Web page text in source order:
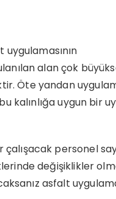
alan çok
Öte yandan
kalınlığa uygun bir
personel
değişiklikler
asfalt